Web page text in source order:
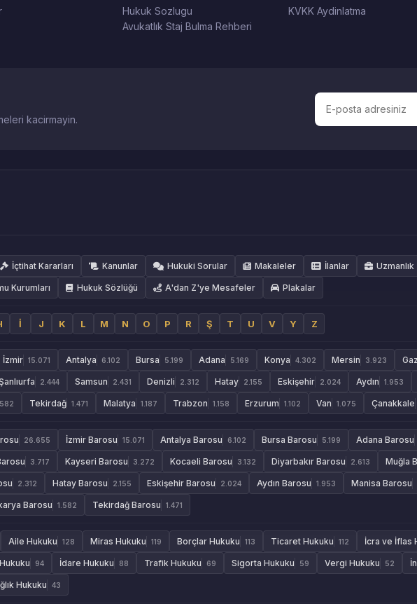
Hukuk Sozlugu
Avukatlık Staj Bulma Rehberi
KVKK Aydinlatma
kacirmayin.
İçtihat Kararları Kanunlar Hukuki Sorular Makaleler İlanlar Uzmanlık
Kurumları Hukuk Sözlüğü A'dan Z'ye Mesafeler Plakalar
İ J K L M N O P R Ş T U V Y Z
İzmir 15.071 Antalya 6.102 Bursa 5.199 Adana 5.169 Konya 4.302 Mersin 3.923
2.444 Samsun 2.431 Denizli 2.312 Hatay 2.155 Eskişehir 2.024 Aydın 1.953
Tekirdağ 1.471 Malatya 1.187 Trabzon 1.158 Erzurum 1.102 Van 1.075 Çanakkale
26.655 İzmir Barosu 15.071 Antalya Barosu 6.102 Bursa Barosu 5.199 Adana Barosu
3.717 Kayseri Barosu 3.272 Kocaeli Barosu 3.132 Diyarbakır Barosu 2.613 Muğla
2.312 Hatay Barosu 2.155 Eskişehir Barosu 2.024 Aydın Barosu 1.953 Manisa Barosu
Barosu 1.582 Tekirdağ Barosu 1.471
Aile Hukuku 128 Miras Hukuku 119 Borçlar Hukuku 113 Ticaret Hukuku 112 İcra ve İflas
94 İdare Hukuku 88 Trafik Hukuku 69 Sigorta Hukuku 59 Vergi Hukuku 52
Hukuku 43